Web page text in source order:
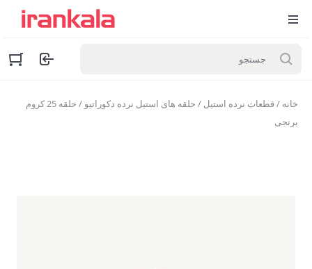
خانه /قطعات نرده استیل / حلقه های استیل نرده دکوراتیو
/ حلقه 25 کروم
برنجی